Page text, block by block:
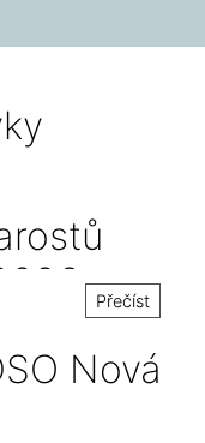
a
Přečíst
Nová